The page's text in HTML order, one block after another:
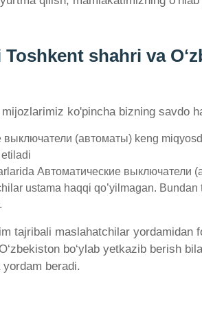
shahri va
ko'pincha bizning savdo
(автоматы) keng
Автоматические
ustama haqqi qo’yilmagan.
tajribali maslahatchilar
bo‘ylab yetkazib berish
beradi.